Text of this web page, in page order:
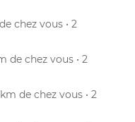
chez vous • 2
de chez vous • 2
km de chez vous • 2